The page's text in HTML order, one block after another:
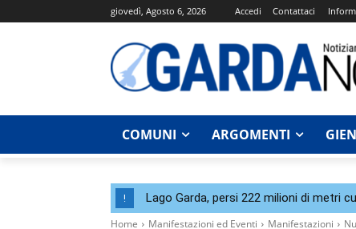
giovedì, Agosto 6, 2026 Accedi Contattaci
COMUNI ARGOMENTI
! Lago Garda, persi 222 milioni di metri
Home Manifestazioni ed Eventi Manifestazioni